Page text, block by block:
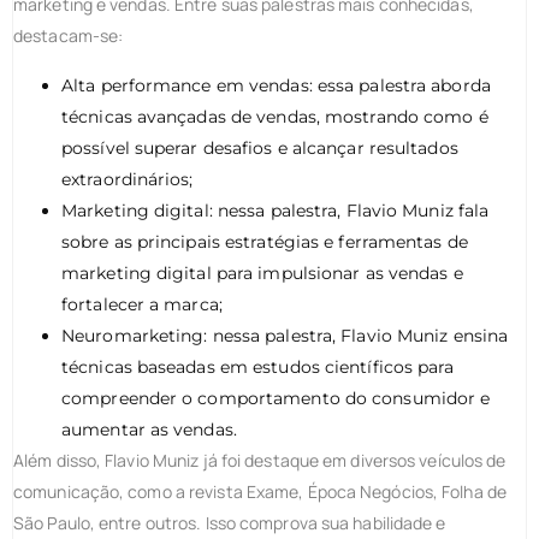
destacam-se:
Alta performance em vendas: essa palestra aborda
técnicas avançadas de vendas, mostrando como é
possível superar desafios e alcançar resultados
extraordinários;
Marketing digital: nessa palestra, Flavio Muniz fala
sobre as principais estratégias e ferramentas de
marketing digital para impulsionar as vendas e
fortalecer a marca;
Neuromarketing: nessa palestra, Flavio Muniz ensina
técnicas baseadas em estudos científicos para
compreender o comportamento do consumidor e
aumentar as vendas.
Além disso, Flavio Muniz já foi destaque em diversos veículos de
comunicação, como a revista Exame, Época Negócios, Folha de
São Paulo, entre outros. Isso comprova sua habilidade e